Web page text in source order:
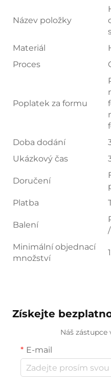
Název položky
Materiál
Proces
Poplatek za formu
Doba dodání
Ukázkový čas
Doručení
Platba
Balení
Minimální objednací
množství
Získejte
Náš zástupce
E-mail